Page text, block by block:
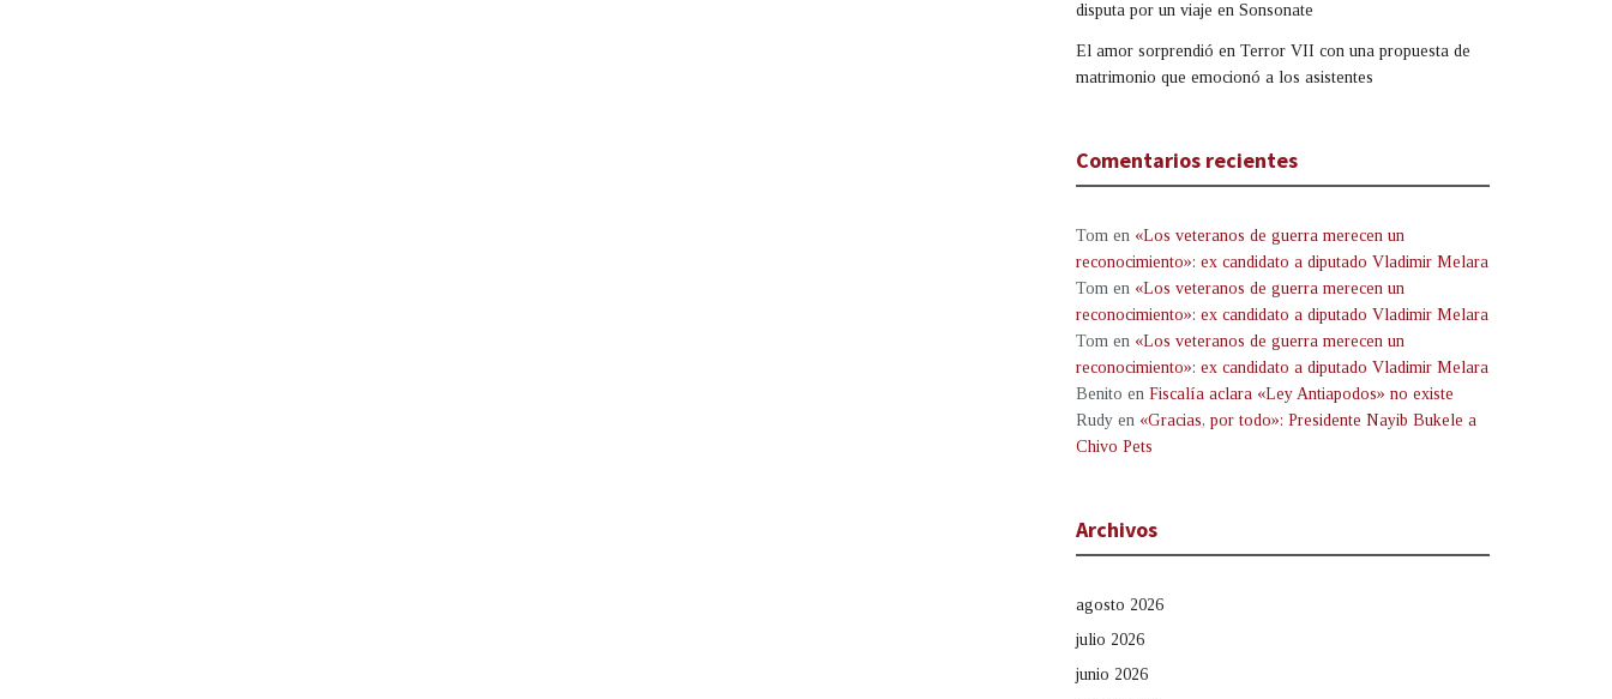
disputa por un viaje en Sonsonate
El amor sorprendió en Terror VII con una propuesta de
matrimonio que emocionó a los asistentes
Comentarios recientes
Tom en «Los veteranos de guerra merecen un
reconocimiento»: ex candidato a diputado Vladimir Melara
Tom en «Los veteranos de guerra merecen un
reconocimiento»: ex candidato a diputado Vladimir Melara
Tom en «Los veteranos de guerra merecen un
reconocimiento»: ex candidato a diputado Vladimir Melara
Benito en Fiscalía aclara «Ley Antiapodos» no existe
Rudy en «Gracias, por todo»: Presidente Nayib Bukele a
Chivo Pets
Archivos
agosto 2026
julio 2026
junio 2026